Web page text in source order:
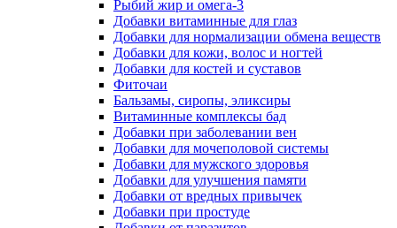
Рыбий жир и омега-3
Добавки витаминные для глаз
Добавки для нормализации обмена веществ
Добавки для кожи, волос и ногтей
Добавки для костей и суставов
Фиточаи
Бальзамы, сиропы, эликсиры
Витаминные комплексы бад
Добавки при заболевании вен
Добавки для мочеполовой системы
Добавки для мужского здоровья
Добавки для улучшения памяти
Добавки от вредных привычек
Добавки при простуде